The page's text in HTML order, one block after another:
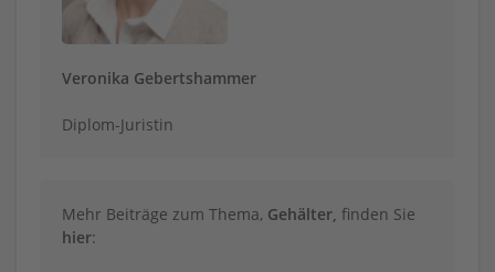
Veronika Gebertshammer
Diplom-Juristin
Mehr Beiträge zum Thema, Gehälter, finden Sie
hier: